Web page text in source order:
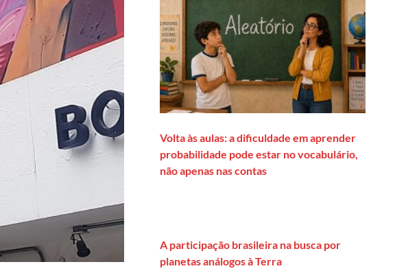
Volta às aulas: a dificuldade em aprender
probabilidade pode estar no vocabulário,
não apenas nas contas
A participação brasileira na busca por
planetas análogos à Terra